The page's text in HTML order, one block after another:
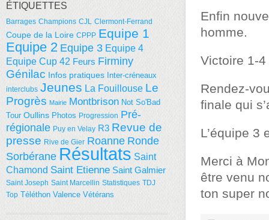
Enfin
homme.
Victoire 1-
Rendez-
finale qui
L’équipe 3
Merci à
être venu
ton super
ÉTIQUETTES
Barrages Champions CJL Clermont-Ferrand
Coupe de la Loire CPPP Equipe 1
Equipe 2 Equipe 3 Equipe 4
Equipe Cup 42 Feurs Firminy
Génilac Infos pratiques Inter-créneaux
interclubs Jeunes La Fouillouse Le
Progrès Mairie Montbrison Not So'Bad
Tour Oullins Photos Progression Pré-
régionale Puy en Velay R3 Revue de
presse Rive de Gier Roanne Ronde
Sorbérane Résultats Saint
Chamond Saint Etienne Saint Galmier
Saint Joseph Saint Marcellin Statistiques TDJ
Top Téléthon Valence Vétérans